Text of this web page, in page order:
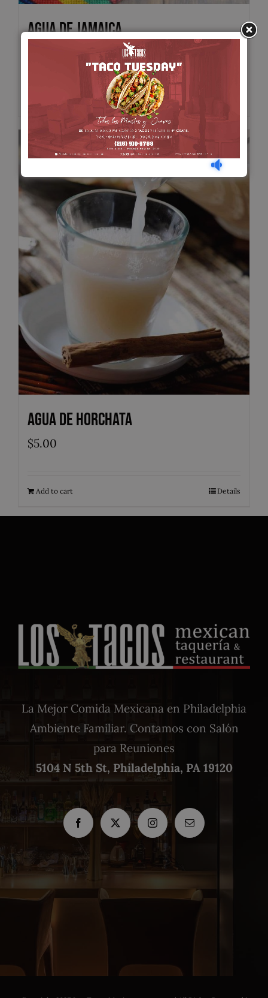
Agua de Jamaica
Add to cart
Agua de Horchata
$5.00
Add to cart Details
La Mejor Comida Mexicana en Philadelphia
Ambiente Familiar. Contamos con Salón
para Reuniones
5104 N 5th St, Philadelphia, PA 19120